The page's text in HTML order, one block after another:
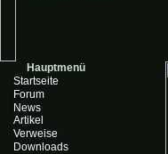
Hauptmenü
Startseite
Forum
News
Artikel
Verweise
Downloads